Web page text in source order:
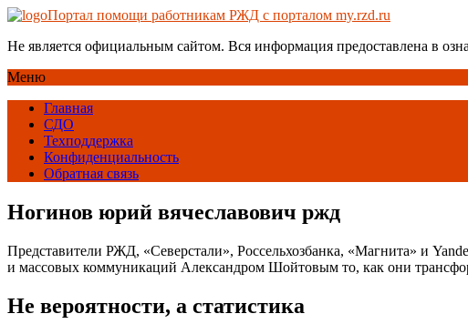
Портал помощи работникам РЖД с порталом my.rzd.ru
Не является официальным сайтом. Вся информация предоставлена в
Меню
Главная
СДО
Техподдержка
Конфиденциальность
Обратная связь
Ногинов юрий вячеславович ржд
Представители РЖД, «Северстали», Россельхозбанка, «Магнита» и
и массовых коммуникаций Александром Шойтовым то, как они
Не вероятности, а статистика